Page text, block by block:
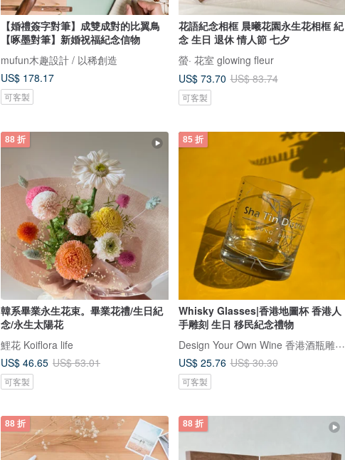
【婚禮簽字對筆】成雙成對的比翼鳥
【啄墨對筆】新婚祝福紀念信物
mufun木趣設計 / 以稀創造
US$ 178.17
可客製
花語紀念相框 晨曦花園永生花相框 紀
念 生日 退休 情人節 七夕
螢· 花室 glowing fleur
US$ 73.70 US$ 83.74
可客製
88 折
韓系畢業永生花束。畢業花禮/生日紀
念/永生太陽花
鯉花 Koiflora life
US$ 46.65 US$ 53.01
可客製
85 折
Whisky Glasses|香港地圖杯 香港人
手雕刻 生日 移民紀念禮物
Design Your Own Wine 香港酒瓶雕刻禮品專門店
US$ 25.76 US$ 30.30
可客製
88 折 88 折